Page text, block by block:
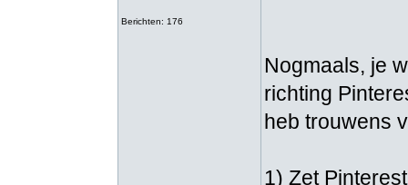
Berichten: 176
Nogmaals, je
richting
heb trouwens
1) Zet